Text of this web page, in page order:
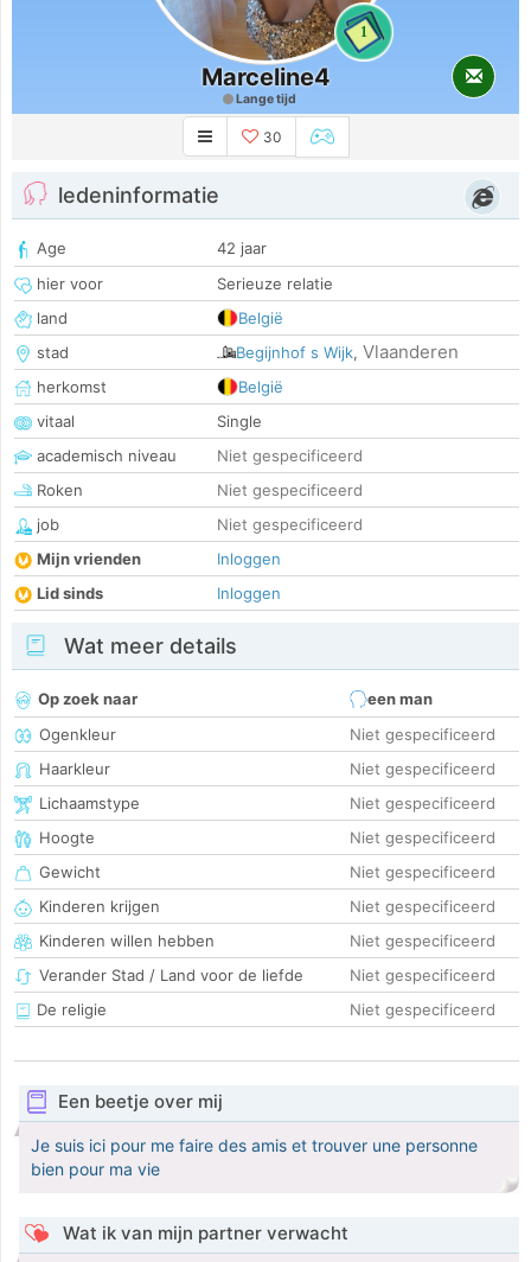
1
Marceline4
Lange tijd
30
ledeninformatie
Age
42 jaar
hier voor
Serieuze relatie
land
België
stad
Begijnhof s Wijk, Vlaanderen
herkomst
België
vitaal
Single
academisch niveau
Niet gespecificeerd
Roken
Niet gespecificeerd
job
Niet gespecificeerd
Mijn vrienden
Inloggen
Lid sinds
Inloggen
Wat meer details
Op zoek naar
een man
Ogenkleur
Niet gespecificeerd
Haarkleur
Niet gespecificeerd
Lichaamstype
Niet gespecificeerd
Hoogte
Niet gespecificeerd
Gewicht
Niet gespecificeerd
Kinderen krijgen
Niet gespecificeerd
Kinderen willen hebben
Niet gespecificeerd
Verander Stad / Land voor de liefde
Niet gespecificeerd
De religie
Niet gespecificeerd
Een beetje over mij
Je suis ici pour me faire des amis et trouver une personne
bien pour ma vie
Wat ik van mijn partner verwacht